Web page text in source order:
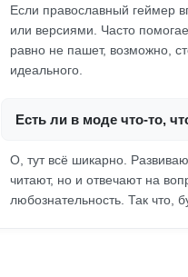
Если православный геймер
или версиями. Часто
равно не пашет, возможно,
идеального.
Есть ли в моде что-то,
О, тут всё шикарно.
читают, но и отвечают на
любознательность. Так что,